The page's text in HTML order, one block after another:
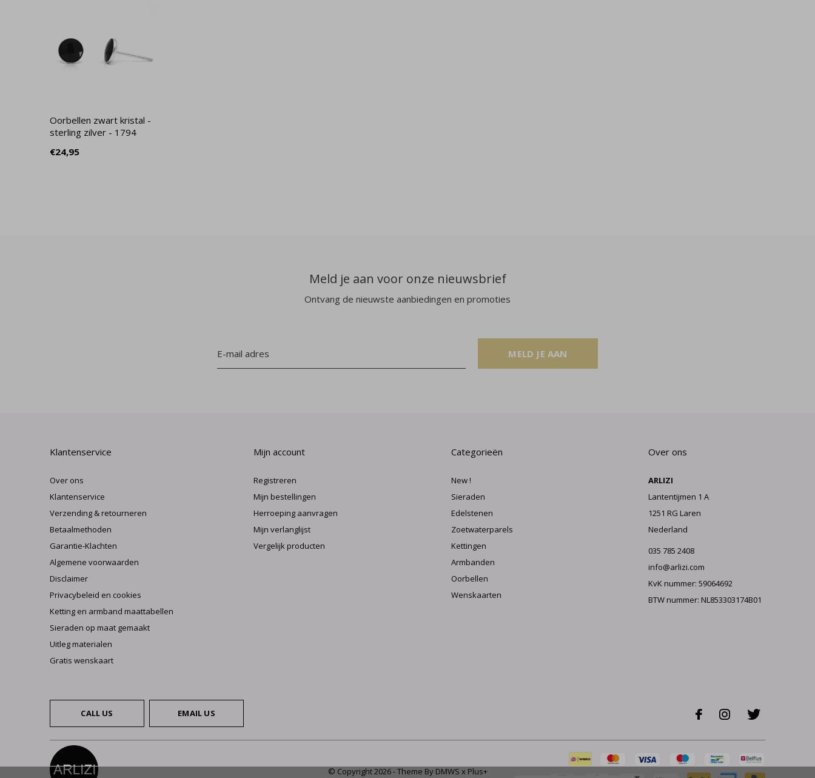
Oorbellen zwart kristal -
sterling zilver - 1794
€24,95
Meld je aan voor onze nieuwsbrief
Ontvang de nieuwste aanbiedingen en promoties
MELD JE AAN
Klantenservice
Over ons
Klantenservice
Verzending & retourneren
Betaalmethoden
Garantie-Klachten
Algemene voorwaarden
Disclaimer
Privacybeleid en cookies
Ketting en armband maattabellen
Sieraden op maat gemaakt
Uitleg materialen
Gratis wenskaart
Mijn account
Registreren
Mijn bestellingen
Herroeping aanvragen
Mijn verlanglijst
Vergelijk producten
Categorieën
New !
Sieraden
Edelstenen
Zoetwaterparels
Kettingen
Armbanden
Oorbellen
Wenskaarten
Over ons
ARLIZI
Lantentijmen 1 A
1251 RG Laren
Nederland
035 785 2408
info@arlizi.com
KvK nummer: 59064692
BTW nummer: NL853303174B01
CALL US EMAIL US
© Copyright2026- Theme By DMWS x Plus+